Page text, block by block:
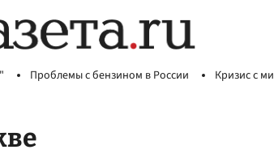
Проблемы с бензином в России Кризис с